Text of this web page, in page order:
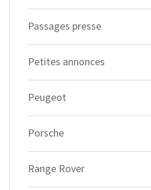
Passages presse
Petites annonces
Peugeot
Porsche
Range Rover